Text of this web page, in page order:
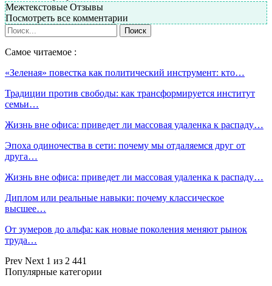
Межтекстовые Отзывы
Посмотреть все комментарии
Самое читаемое :
«Зеленая» повестка как политический инструмент: кто…
Традиции против свободы: как трансформируется институт
семьи…
Жизнь вне офиса: приведет ли массовая удаленка к распаду…
Эпоха одиночества в сети: почему мы отдаляемся друг от
друга…
Жизнь вне офиса: приведет ли массовая удаленка к распаду…
Диплом или реальные навыки: почему классическое
высшее…
От зумеров до альфа: как новые поколения меняют рынок
труда…
Prev Next 1 из 2 441
Популярные категории